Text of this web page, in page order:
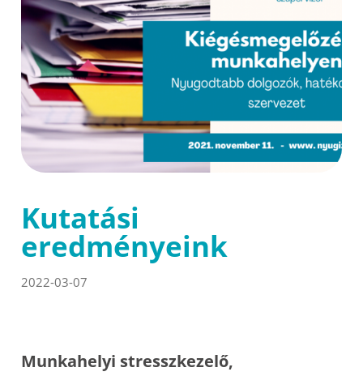
Kutatási
eredményeink
2022-03-07
Munkahelyi stresszkezelő,